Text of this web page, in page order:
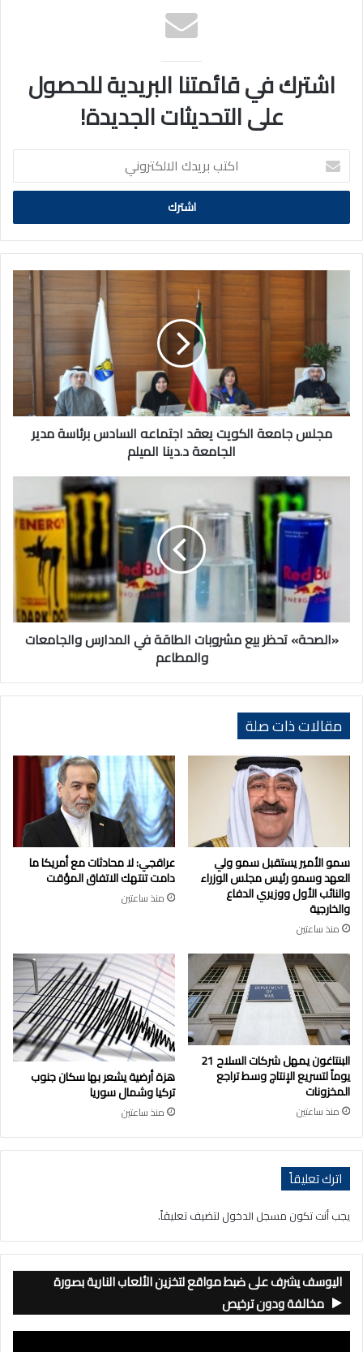
اشترك في قائمتنا البريدية للحصول
على التحديثات الجديدة!
اكتب
بريدك
الالكتروني
اجتماعه
السادس
برئاسة
مدير
الجامعة
د.دينامجلس جامعة الكويت يعقد اجتماعه السادس برئاسة مدير
الجامعة د.دينا الميلم
«الصحة»
مشروبات
الطاقة
المدارس
والجامعات
والمطاعم
«الصحة» تحظر بيع مشروبات الطاقة في المدارس والجامعات
والمطاعم
مقالات ذات صلة
سمو الأمير يستقبل سمو ولي
العهد وسمو رئيس مجلس الوزراء
والنائب الأول ووزيري الدفاع
والخارجية
منذ ساعتين
عراقجي: لا محادثات مع أمريكا ما
دامت تنتهك الاتفاق المؤقت
منذ ساعتين
البنتاغون يمهل شركات السلاح 21
يوماً لتسريع الإنتاج وسط تراجع
المخزونات
منذ ساعتين
هزة أرضية يشعر بها سكان جنوب
تركيا وشمال سوريا
منذ ساعتين
اترك تعليقاً
يجب أنت تكون مسجل الدخول لتضيف تعليقاً.
اليوسف يشرف على ضبط مواقع لتخزين الألعاب النارية بصورة
مخالفة ودون ترخيص